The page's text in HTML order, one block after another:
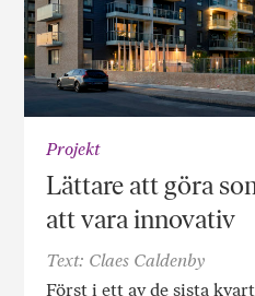
Projekt
Lättare att göra
att vara innovativ
Text: Claes Caldenby
Först i ett av de sista